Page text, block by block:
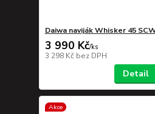
Daiwa naviják Whisker 45
3 990 Kč/ks
3 298 Kč bez DPH
Detail
Akce